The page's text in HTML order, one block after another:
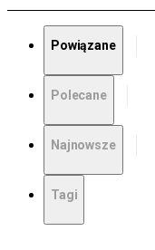
Powiązane
Polecane
Najnowsze
Tagi